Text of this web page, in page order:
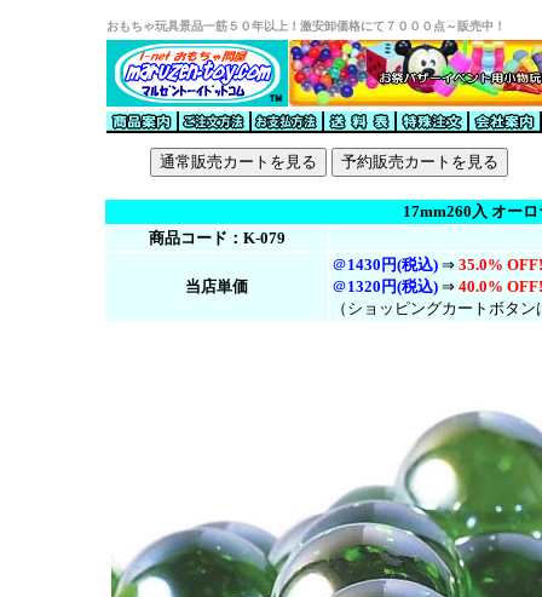
おもちゃ玩具景品一筋５０年以上！激安卸価格にて７０００点～販売中！
17mm260入 オー
商品コード：K-079
当店単価
＠1430円(税込) ⇒ 35.0% OFF!
＠1320円(税込) ⇒ 40.0% OFF!
（ショッピングカートボタ